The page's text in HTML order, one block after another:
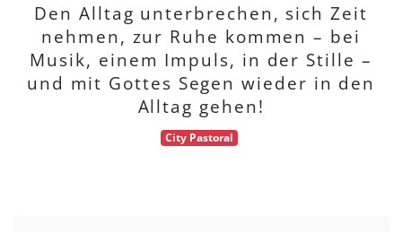
Den Alltag unterbrechen, sich Zeit
nehmen, zur Ruhe kommen – bei
Musik, einem Impuls, in der Stille –
und mit Gottes Segen wieder in den
Alltag gehen!
City Pastoral